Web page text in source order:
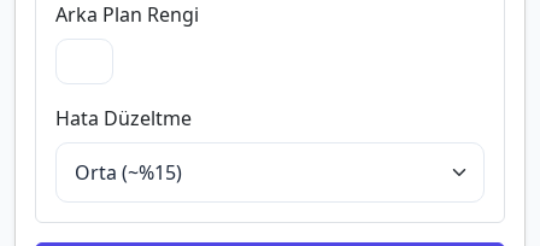
Arka Plan Rengi
Hata Düzeltme